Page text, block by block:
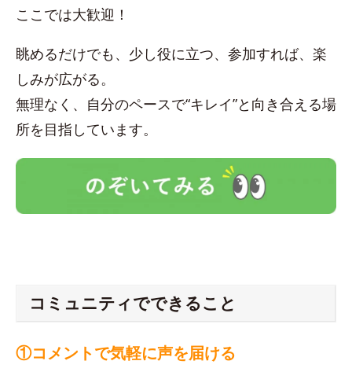
ここでは大歓迎！
眺めるだけでも、少し役に立つ、参加すれば、楽
しみが広がる。
無理なく、自分のペースで“キレイ”と向き合える場
所を目指しています。
コミュニティでできること
①コメントで気軽に声を届ける